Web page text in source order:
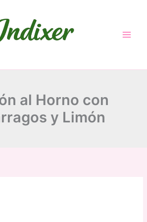
al Horno con
y Limón